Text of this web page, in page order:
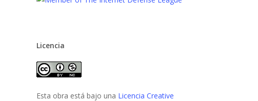
Licencia
Esta obra está bajo una Licencia Creative